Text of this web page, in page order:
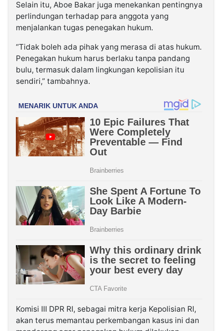
Selain itu, Aboe Bakar juga menekankan pentingnya
perlindungan terhadap para anggota yang
menjalankan tugas penegakan hukum.
“Tidak boleh ada pihak yang merasa di atas hukum.
Penegakan hukum harus berlaku tanpa pandang
bulu, termasuk dalam lingkungan kepolisian itu
sendiri,” tambahnya.
Komisi III DPR RI, sebagai mitra kerja Kepolisian RI,
akan terus memantau perkembangan kasus ini dan